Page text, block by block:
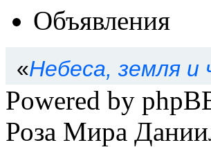
Объявления
«Небеса, земля и
Powered by
Роза Мира